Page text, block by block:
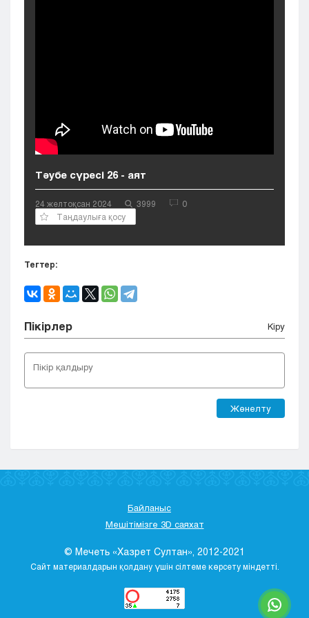
Уральск
Усть-Каменогорск
Тәубе сүресі 26 - аят
24 желтоқсан 2024 3999
0
Таңдаулыға қосу
Тегтер:
Пікірлер Кіру
Жөнелту
Байланыс
Мешітімізге 3D саяхат
© Мечеть «Хазрет Султан», 2012-2021
Сайт материалдарын қолдану үшін сілтеме көрсету міндетті.